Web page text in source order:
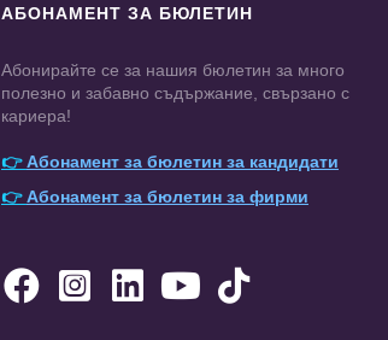
АБОНАМЕНТ ЗА БЮЛЕТИН
Абонирайте се за нашия бюлетин за много
полезно и забавно съдържание, свързано с
кариера!
👉Абонамент за бюлетин за кандидати
👉Абонамент за бюлетин за фирми
    